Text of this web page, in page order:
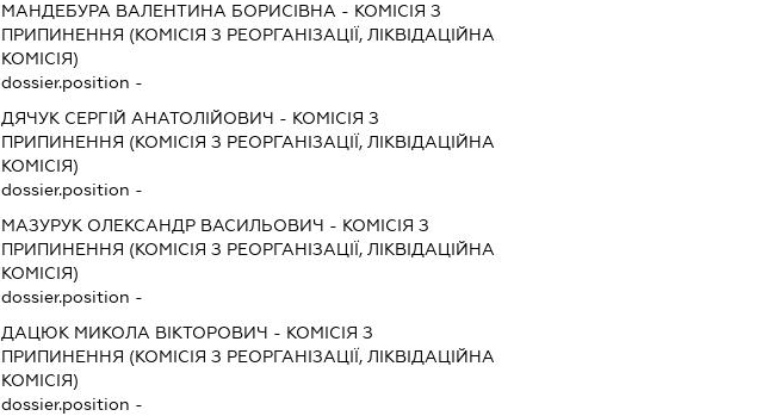
МАНДЕБУРА ВАЛЕНТИНА БОРИСІВНА - КОМІСІЯ З
ПРИПИНЕННЯ (КОМІСІЯ З РЕОРГАНІЗАЦІЇ, ЛІКВІДАЦІЙНА
КОМІСІЯ)
dossier.position -
ДЯЧУК СЕРГІЙ АНАТОЛІЙОВИЧ - КОМІСІЯ З
ПРИПИНЕННЯ (КОМІСІЯ З РЕОРГАНІЗАЦІЇ, ЛІКВІДАЦІЙНА
КОМІСІЯ)
dossier.position -
МАЗУРУК ОЛЕКСАНДР ВАСИЛЬОВИЧ - КОМІСІЯ З
ПРИПИНЕННЯ (КОМІСІЯ З РЕОРГАНІЗАЦІЇ, ЛІКВІДАЦІЙНА
КОМІСІЯ)
dossier.position -
ДАЦЮК МИКОЛА ВІКТОРОВИЧ - КОМІСІЯ З
ПРИПИНЕННЯ (КОМІСІЯ З РЕОРГАНІЗАЦІЇ, ЛІКВІДАЦІЙНА
КОМІСІЯ)
dossier.position -